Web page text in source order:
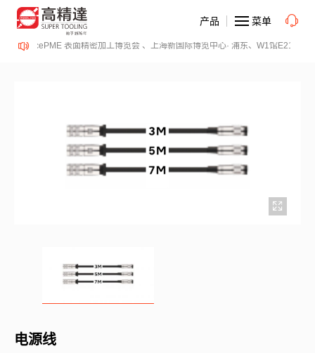
SurfacePME 表面精密加工博览会 、上海新国际博览中心· 浦东、W1馆E21 、欢
产品 菜单
电源线